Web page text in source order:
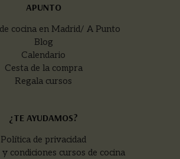
APUNTO
cocina en Madrid/ A Punto
Blog
Calendario
Cesta de la compra
Regala cursos
¿TE AYUDAMOS?
Política de privacidad
condiciones cursos de cocina